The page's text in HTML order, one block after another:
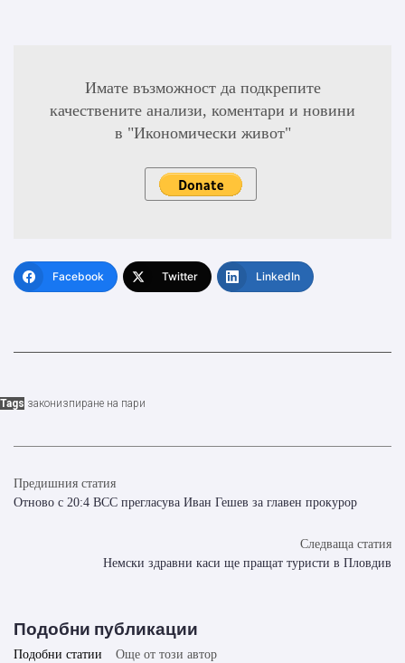
Имате възможност да подкрепите
качествените анализи, коментари и новини
в "Икономически живот"
Facebook Twitter LinkedIn
Tags законизпиране на пари
Предишния статия
Отново с 20:4 ВСС прегласува Иван Гешев за главен прокурор
Следваща статия
Немски здравни каси ще пращат туристи в Пловдив
Подобни публикации
Подобни статии Още от този автор